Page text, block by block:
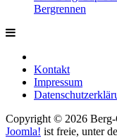
Bergrennen
Kontakt
Impressum
Copyright © 2026 Berg-
Joomla! ist freie, unter